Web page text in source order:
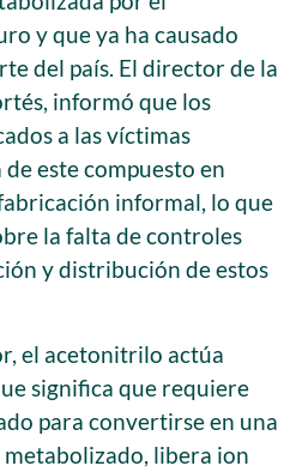
y que ya ha causado
del país. El director de la
informó que los
a las víctimas
este compuesto en
informal, lo que
la falta de controles
y distribución de estos
el acetonitrilo actúa
significa que requiere
para convertirse en una
libera ion